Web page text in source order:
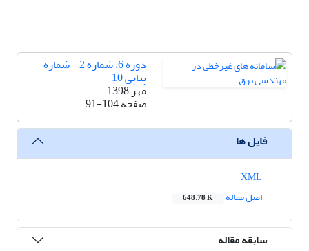
دوره 6، شماره 2 - شماره
پیاپی 10
مهر 1398
صفحه91-104
فایل ها
اصل مقاله
648.78 K
سابقه مقاله